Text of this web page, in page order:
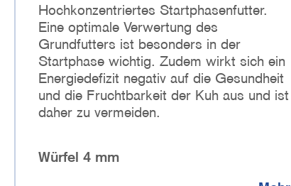
Hochkonzentriertes Startphasenfutter.
Eine optimale Verwertung des
Grundfutters ist besonders in der
Startphase wichtig. Zudem wirkt sich ein
Energiedefizit negativ auf die Gesundheit
und die Fruchtbarkeit der Kuh aus und ist
daher zu vermeiden.
Würfel 4 mm